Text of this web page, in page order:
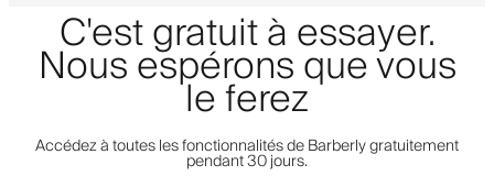
C'est gratuit à essayer.
Nous espérons que vous
le ferez
Accédez à toutes les fonctionnalités de Barberly gratuitement
pendant 30 jours.